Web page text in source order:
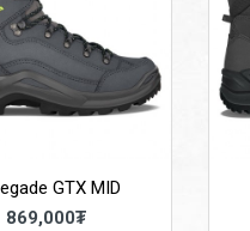
GTX MID
869,000₮